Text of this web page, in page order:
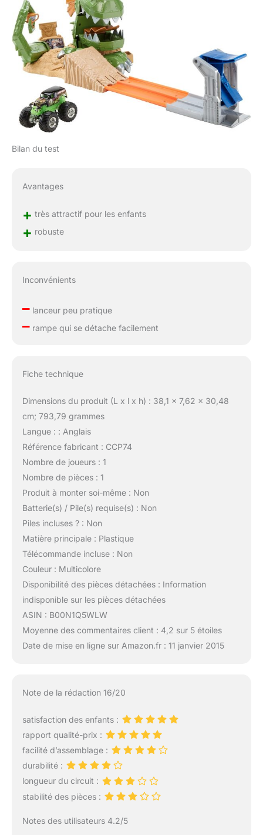
Bilan du test
Avantages
+ très attractif pour les enfants
+ robuste
Inconvénients
–lanceur peu pratique
–rampe qui se détache facilement
Fiche technique
Dimensions du produit (L x l x h) : 38,1 x 7,62 x 30,48
cm; 793,79 grammes
Langue : : Anglais
Référence fabricant : CCP74
Nombre de joueurs : 1
Nombre de pièces : 1
Produit à monter soi-même : Non
Batterie(s) / Pile(s) requise(s) : Non
Piles incluses ? : Non
Matière principale : Plastique
Télécommande incluse : Non
Couleur : Multicolore
Disponibilité des pièces détachées : Information
indisponible sur les pièces détachées
ASIN : B00N1Q5WLW
Moyenne des commentaires client : 4,2 sur 5 étoiles
Date de mise en ligne sur Amazon.fr : 11 janvier 2015
Note de la rédaction 16/20
satisfaction des enfants :
rapport qualité-prix :
facilité d’assemblage :
durabilité :
longueur du circuit :
stabilité des pièces :
Notes des utilisateurs 4.2/5